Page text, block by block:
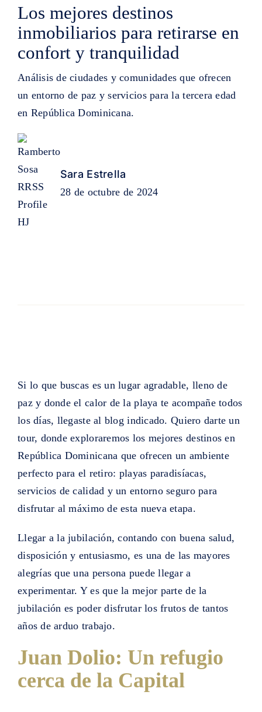
Los mejores destinos
inmobiliarios para retirarse en
confort y tranquilidad
Análisis de ciudades y comunidades que ofrecen
un entorno de paz y servicios para la tercera edad
en República Dominicana.
Sara Estrella
28 de octubre de 2024
Si lo que buscas es un lugar agradable, lleno de
paz y donde el calor de la playa te acompañe todos
los días, llegaste al blog indicado. Quiero darte un
tour, donde exploraremos los mejores destinos en
República Dominicana que ofrecen un ambiente
perfecto para el retiro: playas paradisíacas,
servicios de calidad y un entorno seguro para
disfrutar al máximo de esta nueva etapa.
Llegar a la jubilación, contando con buena salud,
disposición y entusiasmo, es una de las mayores
alegrías que una persona puede llegar a
experimentar. Y es que la mejor parte de la
jubilación es poder disfrutar los frutos de tantos
años de arduo trabajo.
Juan Dolio: Un refugio
cerca de la Capital